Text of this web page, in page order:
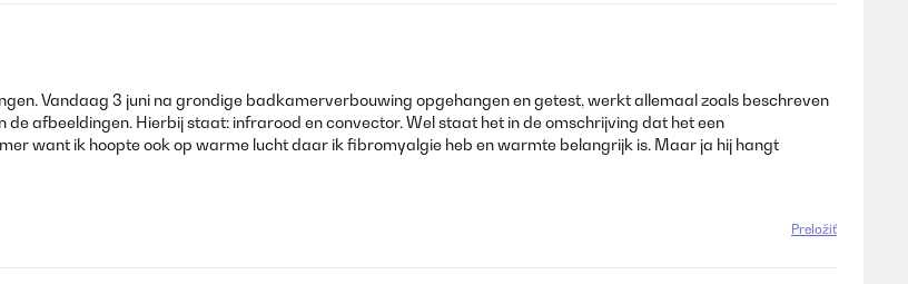
Vandaag 3 juni na grondige badkamerverbouwing opgehangen en getest, werkt allemaal zoals beschreven
afbeeldingen. Hierbij staat: infrarood en convector. Wel staat het in de omschrijving dat het een
want ik hoopte ook op warme lucht daar ik fibromyalgie heb en warmte belangrijk is. Maar ja hij hangt
Preložiť